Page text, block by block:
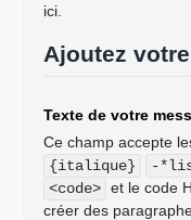
ici.
Ajoutez
Texte de votre
Ce champ accepte
{italique}
-
<code> et le code
créer des